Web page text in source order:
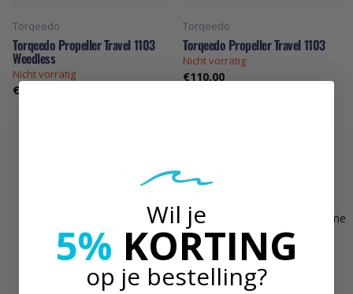
Torqeedo
Torqeedo Propeller Travel 1103
Weedless
Nicht vorrätig
€110,00
Torqeedo
Torqeedo Propeller Travel 1103
Nicht vorrätig
€110,00
IMMER AUF DEM LAUFENDEN!
Erhalte die neuesten News und Aktionen von Watersportsonline
als Erster direkt in dein Postfach.
Wil je
5% KORTING
op je bestelling?